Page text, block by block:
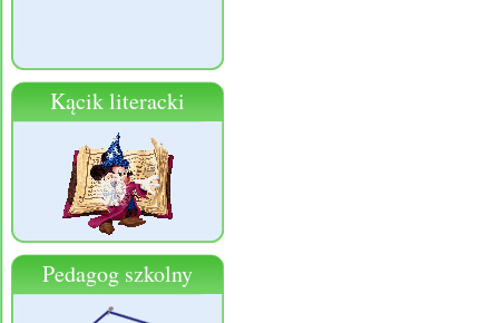
Kącik literacki
Pedagog szkolny